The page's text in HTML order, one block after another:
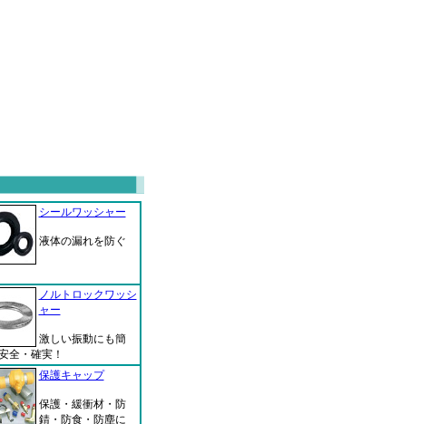
シールワッシャー
液体の漏れを防ぐ
ノルトロックワッシ
ャー
激しい振動にも簡
全・確実！
保護キャップ
保護・緩衝材・防
錆・防食・防塵に